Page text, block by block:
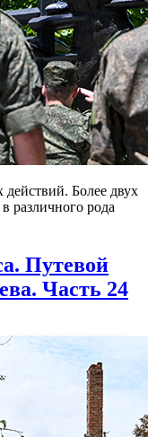
действий. Более двух
различного рода
Путевой
Часть 24